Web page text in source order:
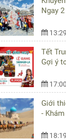
Ngay
Tết
Gợi ý
Giới
-